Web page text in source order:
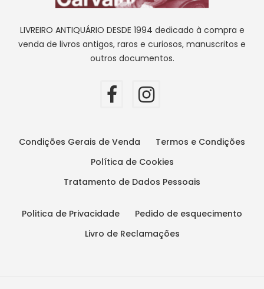
LIVREIRO ANTIQUÁRIO DESDE 1994 dedicado à compra e
venda de livros antigos, raros e curiosos, manuscritos e
outros documentos.
Condições Gerais de Venda
Termos e Condições
Política de Cookies
Tratamento de Dados Pessoais
Politica de Privacidade
Pedido de esquecimento
Livro de Reclamações